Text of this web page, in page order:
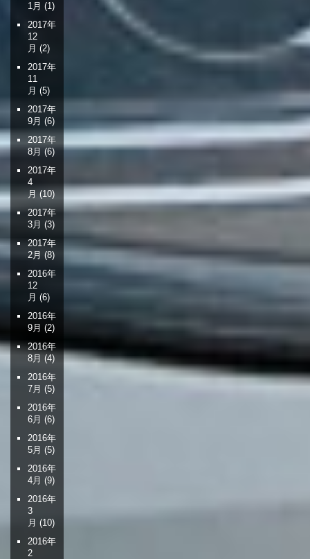
1月 (1)
2017年
12
月 (2)
2017年
11
月 (5)
2017年
9月 (6)
2017年
8月 (6)
2017年
4
月 (10)
2017年
3月 (3)
2017年
2月 (8)
2016年
12
月 (6)
2016年
9月 (2)
2016年
8月 (4)
2016年
7月 (5)
2016年
6月 (6)
2016年
5月 (5)
2016年
4月 (9)
2016年
3
月 (10)
2016年
2